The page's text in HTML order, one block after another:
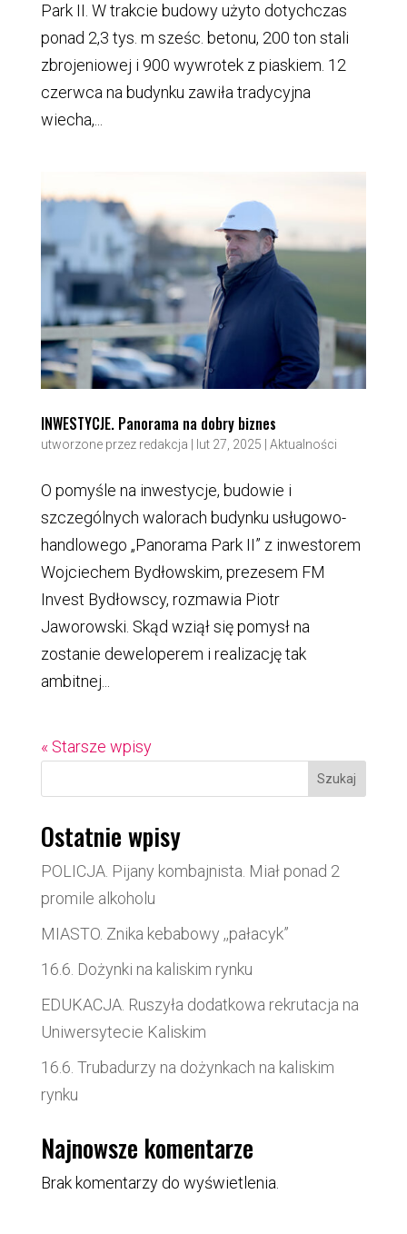
Park II. W trakcie budowy użyto dotychczas
ponad 2,3 tys. m sześc. betonu, 200 ton stali
zbrojeniowej i 900 wywrotek z piaskiem. 12
czerwca na budynku zawiła tradycyjna
wiecha,...
INWESTYCJE. Panorama na dobry biznes
utworzone przez redakcja lut 27, 2025 Aktualności
O pomyśle na inwestycje, budowie i
szczególnych walorach budynku usługowo-
handlowego „Panorama Park II” z inwestorem
Wojciechem Bydłowskim, prezesem FM
Invest Bydłowscy, rozmawia Piotr
Jaworowski. Skąd wziął się pomysł na
zostanie deweloperem i realizację tak
ambitnej...
« Starsze wpisy
Szukaj
Ostatnie wpisy
POLICJA. Pijany kombajnista. Miał ponad 2
promile alkoholu
MIASTO. Znika kebabowy ,,pałacyk”
16.6. Dożynki na kaliskim rynku
EDUKACJA. Ruszyła dodatkowa rekrutacja na
Uniwersytecie Kaliskim
16.6. Trubadurzy na dożynkach na kaliskim
rynku
Najnowsze komentarze
Brak komentarzy do wyświetlenia.